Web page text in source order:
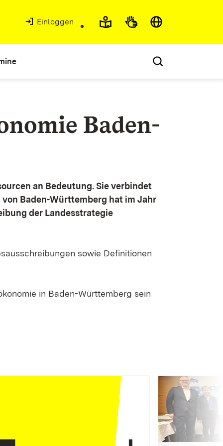
Einloggen
Baden-
an Bedeutung. Sie verbindet
Baden-Württemberg hat im Jahr
der Landesstrategie
sowie Definitionen
in Baden-Württemberg sein